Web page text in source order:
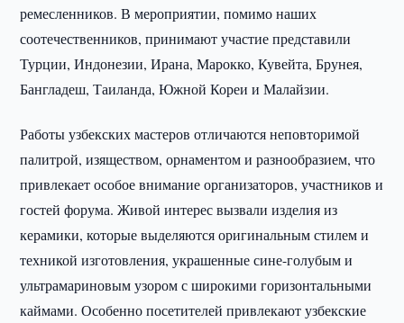
ремесленников. В мероприятии, помимо наших
соотечественников, принимают участие представили
Турции, Индонезии, Ирана, Марокко, Кувейта, Брунея,
Бангладеш, Таиланда, Южной Кореи и Малайзии.
Работы узбекских мастеров отличаются неповторимой
палитрой, изяществом, орнаментом и разнообразием, что
привлекает особое внимание организаторов, участников и
гостей форума. Живой интерес вызвали изделия из
керамики, которые выделяются оригинальным стилем и
техникой изготовления, украшенные сине-голубым и
ультрамариновым узором с широкими горизонтальными
каймами. Особенно посетителей привлекают узбекские